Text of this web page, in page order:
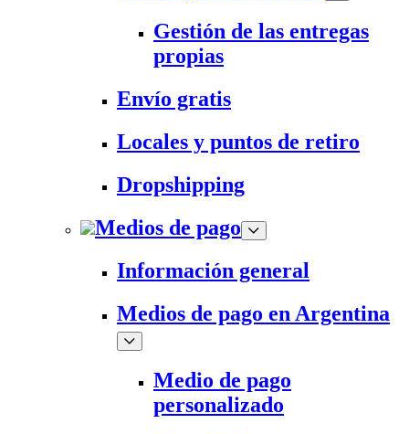
Gestión de las entregas
propias
Envío gratis
Locales y puntos de retiro
Dropshipping
Medios de pago
Información general
Medios de pago en Argentina
Medio de pago
personalizado